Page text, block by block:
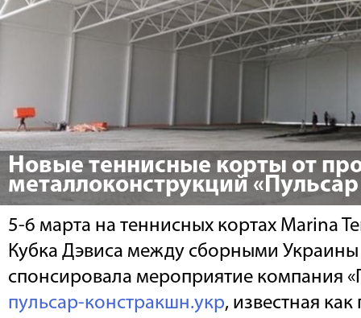
Новые теннисные корты от
металлоконструкций
5-6 марта на теннисных кортах Marina
Кубка Дэвиса между сборными
спонсировала мероприятие компания
пульсар-констракшн.укр, известная